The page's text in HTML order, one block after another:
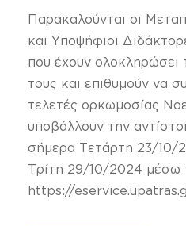
Παρακαλούνται οι
και Υποψήφιοι
που έχουν ολοκληρώσει
τους και επιθυμούν να
τελετές ορκωμοσίας
υποβάλλουν την
σήμερα Τετάρτη 23/10/
Τρίτη 29/10/2024 μέσω
https://